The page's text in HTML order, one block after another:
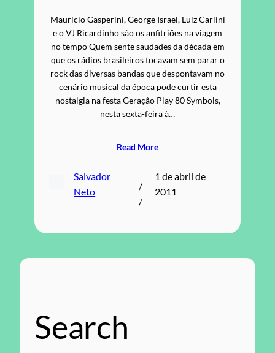
Maurício Gasperini, George Israel, Luiz Carlini
e o VJ Ricardinho são os anfitriões na viagem
no tempo Quem sente saudades da década em
que os rádios brasileiros tocavam sem parar o
rock das diversas bandas que despontavam no
cenário musical da época pode curtir esta
nostalgia na festa Geração Play 80 Symbols,
nesta sexta-feira à…
Read More
Salvador
Neto
/
/
1 de abril de
2011
Search